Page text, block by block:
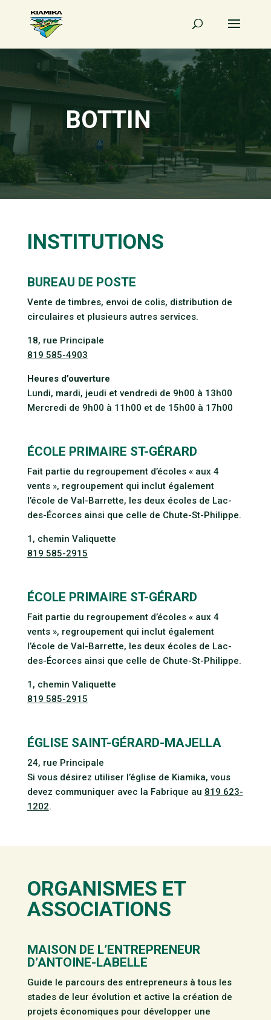
BOTTIN
INSTITUTIONS
BUREAU DE POSTE
Vente de timbres, envoi de colis, distribution de
circulaires et plusieurs autres services.
18, rue Principale
819 585-4903
Heures d’ouverture
Lundi, mardi, jeudi et vendredi de 9h00 à 13h00
Mercredi de 9h00 à 11h00 et de 15h00 à 17h00
ÉCOLE PRIMAIRE ST-GÉRARD
Fait partie du regroupement d’écoles « aux 4
vents », regroupement qui inclut également
l’école de Val-Barrette, les deux écoles de Lac-
des-Écorces ainsi que celle de Chute-St-Philippe.
1, chemin Valiquette
819 585-2915
ÉCOLE PRIMAIRE ST-GÉRARD
Fait partie du regroupement d’écoles « aux 4
vents », regroupement qui inclut également
l’école de Val-Barrette, les deux écoles de Lac-
des-Écorces ainsi que celle de Chute-St-Philippe.
1, chemin Valiquette
819 585-2915
ÉGLISE SAINT-GÉRARD-MAJELLA
24, rue Principale
Si vous désirez utiliser l’église de Kiamika, vous
devez communiquer avec la Fabrique au 819 623-
1202.
ORGANISMES ET
ASSOCIATIONS
MAISON DE L’ENTREPRENEUR
D’ANTOINE-LABELLE
Guide le parcours des entrepreneurs à tous les
stades de leur évolution et active la création de
projets économiques pour développer une